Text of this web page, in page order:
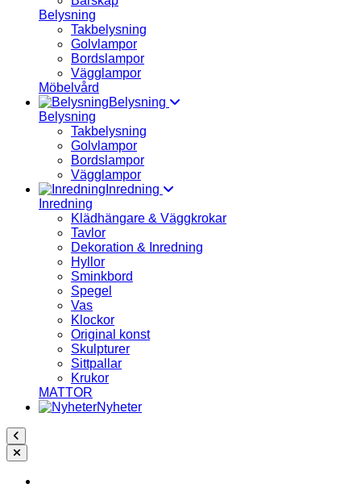
Belysning
Takbelysning
Golvlampor
Bordslampor
Vägglampor
Möbelvård
Belysning
Belysning
Takbelysning
Golvlampor
Bordslampor
Vägglampor
Inredning
Inredning
Klädhängare & Väggkrokar
Tavlor
Dekoration & Inredning
Hyllor
Sminkbord
Spegel
Vas
Klockor
Original konst
Skulpturer
Sittpallar
Krukor
MATTOR
Nyheter